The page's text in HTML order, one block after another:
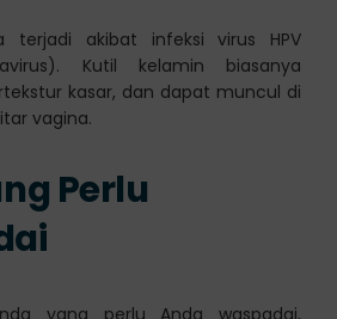
terjadi akibat infeksi virus HPV
Kutil kelamin biasanya
kasar, dan dapat muncul di
vagina.
Perlu